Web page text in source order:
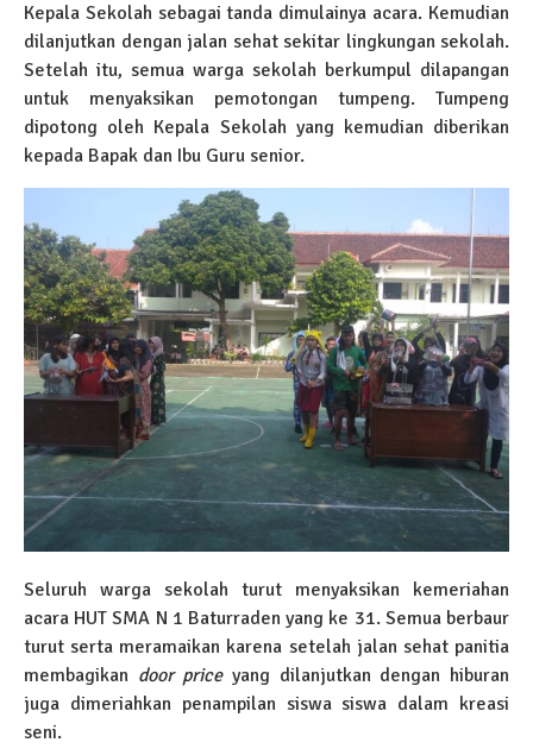
Kepala Sekolah sebagai tanda dimulainya acara. Kemudian
dilanjutkan dengan jalan sehat sekitar lingkungan sekolah.
Setelah itu, semua warga sekolah berkumpul dilapangan
untuk menyaksikan pemotongan tumpeng. Tumpeng
dipotong oleh Kepala Sekolah yang kemudian diberikan
kepada Bapak dan Ibu Guru senior.
Seluruh warga sekolah turut menyaksikan kemeriahan
acara HUT SMA N 1 Baturraden yang ke 31. Semua berbaur
turut serta meramaikan karena setelah jalan sehat panitia
membagikan door priceyang dilanjutkan dengan hiburan
juga dimeriahkan penampilan siswa siswa dalam kreasi
seni.